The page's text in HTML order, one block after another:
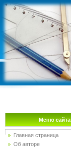
Меню сайта
Главная страница
Об авторе